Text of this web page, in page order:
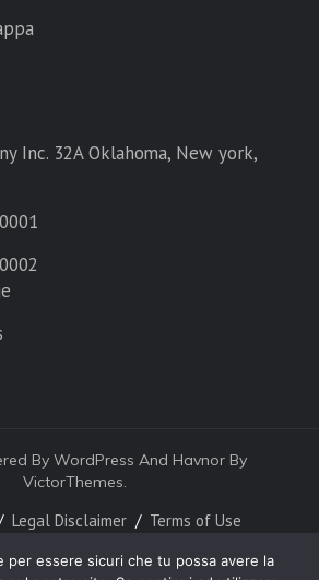
Inc. 32A Oklahoma, New york,
By WordPress And Havnor By
VictorThemes.
Legal Disclaimer Terms of Use
per essere sicuri che tu possa avere la